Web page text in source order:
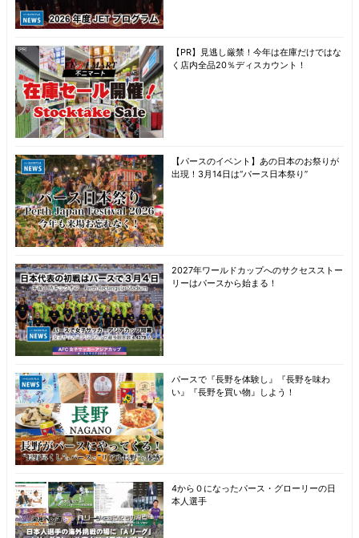
【PR】見逃し厳禁！今年は在庫だけではな
く店内全品20％ディスカウント！
【パースのイベント】あの日本のお祭りが
出現！3月14日は“パース日本祭り”
2027年ワールドカップへのサクセスストー
リーはパースから始まる！
パースで『長野を体験し』『長野を味わ
い』『長野を買い物』しよう！
4から０になったパース・グローリーの日
本人選手